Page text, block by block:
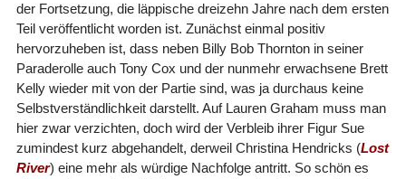
der Fortsetzung, die läppische dreizehn Jahre nach dem ersten
Teil veröffentlicht worden ist. Zunächst einmal positiv
hervorzuheben ist, dass neben Billy Bob Thornton in seiner
Paraderolle auch Tony Cox und der nunmehr erwachsene Brett
Kelly wieder mit von der Partie sind, was ja durchaus keine
Selbstverständlichkeit darstellt. Auf Lauren Graham muss man
hier zwar verzichten, doch wird der Verbleib ihrer Figur Sue
zumindest kurz abgehandelt, derweil Christina Hendricks (Lost
River) eine mehr als würdige Nachfolge antritt. So schön es